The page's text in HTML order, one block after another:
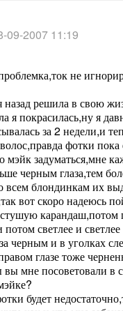
09-2007 11:19
не
решила в свою
я покрасилась,ну я
за 2 недели,и
фотки
мэйк задуматься,мне
черным глаза,тем
блондинкам их
вот скоро надеюсь
карандаш,потом
светлее и
черным и в уголках
глазе тоже
вы мне посоветовали в
будет